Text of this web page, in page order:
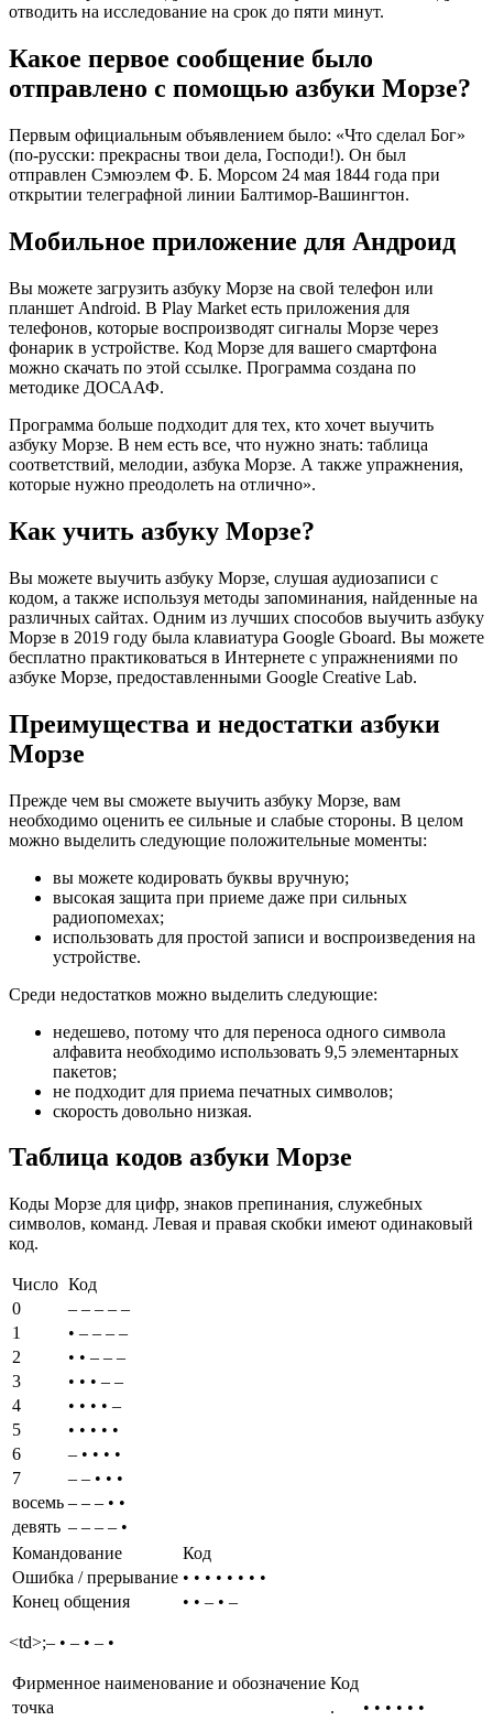
отводить на исследование на срок до пяти минут.
Какое первое сообщение было
отправлено с помощью азбуки Морзе?
Первым официальным объявлением было: «Что сделал Бог»
(по-русски: прекрасны твои дела, Господи!). Он был
отправлен Сэмюэлем Ф. Б. Морсом 24 мая 1844 года при
открытии телеграфной линии Балтимор-Вашингтон.
Мобильное приложение для Андроид
Вы можете загрузить азбуку Морзе на свой телефон или
планшет Android. В Play Market есть приложения для
телефонов, которые воспроизводят сигналы Морзе через
фонарик в устройстве. Код Морзе для вашего смартфона
можно скачать по этой ссылке. Программа создана по
методике ДОСААФ.
Программа больше подходит для тех, кто хочет выучить
азбуку Морзе. В нем есть все, что нужно знать: таблица
соответствий, мелодии, азбука Морзе. А также упражнения,
которые нужно преодолеть на отлично».
Как учить азбуку Морзе?
Вы можете выучить азбуку Морзе, слушая аудиозаписи с
кодом, а также используя методы запоминания, найденные на
различных сайтах. Одним из лучших способов выучить азбуку
Морзе в 2019 году была клавиатура Google Gboard. Вы можете
бесплатно практиковаться в Интернете с упражнениями по
азбуке Морзе, предоставленными Google Creative Lab.
Преимущества и недостатки азбуки
Морзе
Прежде чем вы сможете выучить азбуку Морзе, вам
необходимо оценить ее сильные и слабые стороны. В целом
можно выделить следующие положительные моменты:
вы можете кодировать буквы вручную;
высокая защита при приеме даже при сильных
радиопомехах;
использовать для простой записи и воспроизведения на
устройстве.
Среди недостатков можно выделить следующие:
недешево, потому что для переноса одного символа
алфавита необходимо использовать 9,5 элементарных
пакетов;
не подходит для приема печатных символов;
скорость довольно низкая.
Таблица кодов азбуки Морзе
Коды Морзе для цифр, знаков препинания, служебных
символов, команд. Левая и правая скобки имеют одинаковый
код.
Число Код
0
– – – – –
1
• – – – –
2
• • – – –
3
• • • – –
4
• • • • –
5
• • • • •
6
– • • • •
7
– – • • •
восемь – – – • •
девять – – – – •
Командование
Код
Ошибка / прерывание • • • • • • • •
Конец общения
• • – • –
<td>;– • – • – •
Фирменное наименование и обозначение Код
точка
.
• • • • • •